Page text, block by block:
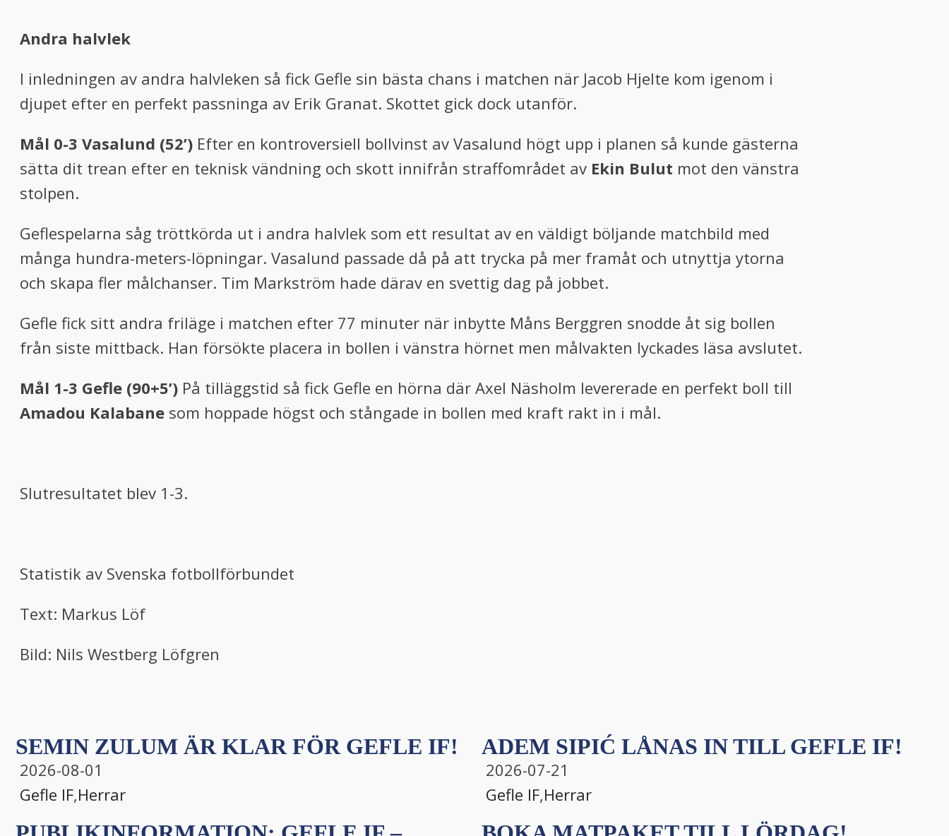
Andra halvlek
I inledningen av andra halvleken så fick Gefle sin bästa chans i matchen när Jacob Hjelte kom igenom i
djupet efter en perfekt passninga av Erik Granat. Skottet gick dock utanför.
Mål 0-3 Vasalund (52’) Efter en kontroversiell bollvinst av Vasalund högt upp i planen så kunde gästerna
sätta dit trean efter en teknisk vändning och skott innifrån straffområdet av Ekin Bulut mot den vänstra
stolpen.
Geflespelarna såg tröttkörda ut i andra halvlek som ett resultat av en väldigt böljande matchbild med
många hundra-meters-löpningar. Vasalund passade då på att trycka på mer framåt och utnyttja ytorna
och skapa fler målchanser. Tim Markström hade därav en svettig dag på jobbet.
Gefle fick sitt andra friläge i matchen efter 77 minuter när inbytte Måns Berggren snodde åt sig bollen
från siste mittback. Han försökte placera in bollen i vänstra hörnet men målvakten lyckades läsa avslutet.
Mål 1-3 Gefle (90+5’) På tilläggstid så fick Gefle en hörna där Axel Näsholm levererade en perfekt boll till
Amadou Kalabane som hoppade högst och stångade in bollen med kraft rakt in i mål.
Slutresultatet blev 1-3.
Statistik av Svenska fotbollförbundet
Text: Markus Löf
Bild: Nils Westberg Löfgren
SEMIN ZULUM ÄR KLAR FÖR GEFLE IF!
2026-08-01
Gefle IF,Herrar
ADEM SIPIĆ LÅNAS IN TILL GEFLE IF!
2026-07-21
Gefle IF,Herrar